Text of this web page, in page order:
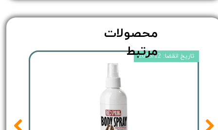
تاریخ انقضا: 2025/12
محصولات
مرتبط